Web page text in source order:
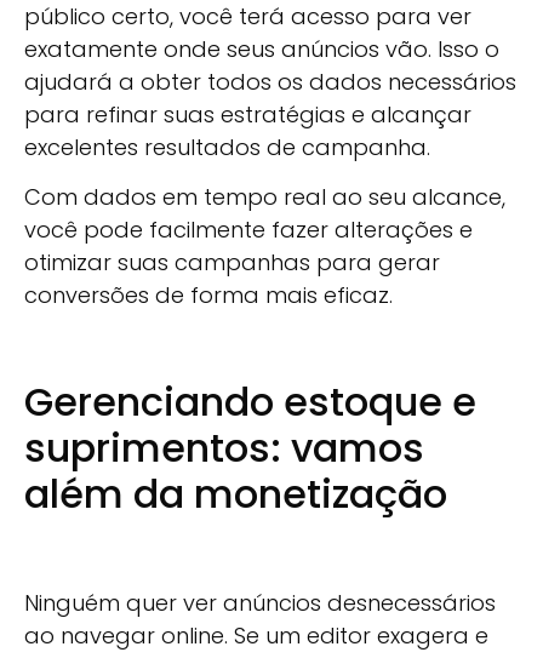
público certo, você terá acesso para ver
exatamente onde seus anúncios vão. Isso o
ajudará a obter todos os dados necessários
para refinar suas estratégias e alcançar
excelentes resultados de campanha.
Com dados em tempo real ao seu alcance,
você pode facilmente fazer alterações e
otimizar suas campanhas para gerar
conversões de forma mais eficaz.
Gerenciando estoque e
suprimentos: vamos
além da monetização
Ninguém quer ver anúncios desnecessários
ao navegar online. Se um editor exagera e